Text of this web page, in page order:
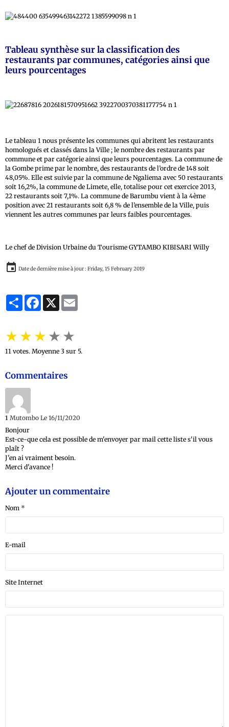
Tableau synthèse sur la classification des
restaurants par communes, catégories ainsi que
leurs pourcentages
Le tableau 1 nous présente les communes qui abritent les restaurants
homologués et classés dans la Ville ; le nombre des restaurants par
commune et par catégorie ainsi que leurs pourcentages. La commune de
la Gombe prime par le nombre, des restaurants de l’ordre de 148 soit
48,05%. Elle est suivie par la commune de Ngaliema avec 50 restaurants
soit 16,2%, la commune de Limete, elle, totalise pour cet exercice 2013,
22 restaurants soit 7,1%. La commune de Barumbu vient à la 4ème
position avec 21 restaurants soit 6,8 % de l’ensemble de la Ville, puis
viennent les autres communes par leurs faibles pourcentages.
Le chef de Division Urbaine du Tourisme GYTAMBO KIBISARI Willy
Date de dernière mise à jour : Friday, 15 February 2019
PartagerFacebook
X
★★★★★
11 votes. Moyenne 3 sur 5.
Commentaires
1 Mutombo Le 16/11/2020
Bonjour
Est-ce-que cela est possible de m'envoyer par mail cette liste s'il vous
plaît ?
J'en ai vraiment besoin.
Merci d'avance !
Ajouter un commentaire
Nom
E-mail
Site Internet